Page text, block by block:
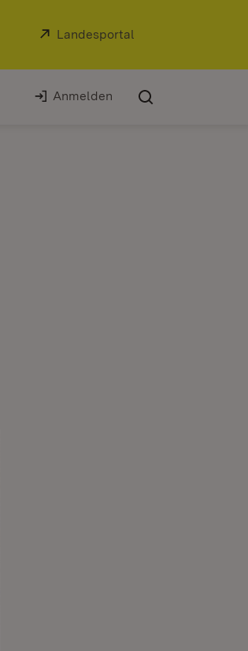
Extern:
Landesportal
Anmelden